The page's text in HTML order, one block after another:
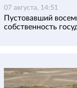
07 августа, 14:51
Пустовавший
собственность